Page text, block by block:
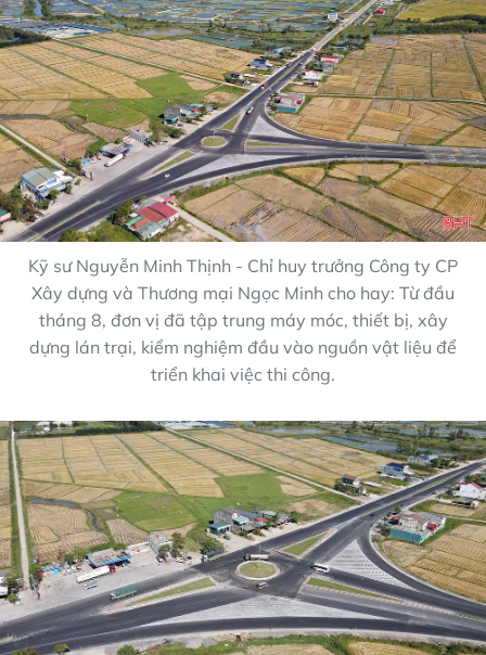
Kỹ sư Nguyễn Minh Thịnh - Chỉ huy trưởng Công ty CP
Xây dựng và Thương mại Ngọc Minh cho hay: Từ đầu
tháng 8, đơn vị đã tập trung máy móc, thiết bị, xây
dựng lán trại, kiểm nghiệm đầu vào nguồn vật liệu để
triển khai việc thi công.